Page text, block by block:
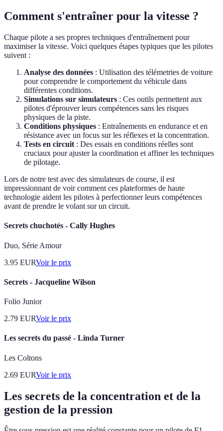
Comment s'entraîner pour la vitesse ?
Chaque pilote a ses propres techniques d'entraînement pour
maximiser la vitesse. Voici quelques étapes typiques que les pilotes
suivent :
Analyse des données : Utilisation des télémetries de voiture
pour comprendre le comportement du véhicule dans
différentes conditions.
Simulations sur simulateurs : Ces outils permettent aux
pilotes d'éprouver leurs compétences sans les risques
physiques de la piste.
Conditions physiques : Entraînements en endurance et en
résistance avec un focus sur les réflexes et la concentration.
Tests en circuit : Des essais en conditions réelles sont
cruciaux pour ajuster la coordination et affiner les techniques
de pilotage.
Lors de notre test avec des simulateurs de course, il est
impressionnant de voir comment ces plateformes de haute
technologie aident les pilotes à perfectionner leurs compétences
avant de prendre le volant sur un circuit.
Secrets chuchotés - Cally Hughes
Duo, Série Amour
3.95 EURVoir le prix
Secrets - Jacqueline Wilson
Folio Junior
2.79 EURVoir le prix
Les secrets du passé - Linda Turner
Les Coltons
2.69 EURVoir le prix
Les secrets de la concentration et de la
gestion de la pression